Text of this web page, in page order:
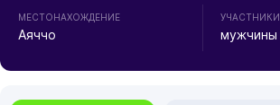
МЕСТОНАХОЖДЕНИЕ
Аяччо
УЧАСТНИКИ
мужчины